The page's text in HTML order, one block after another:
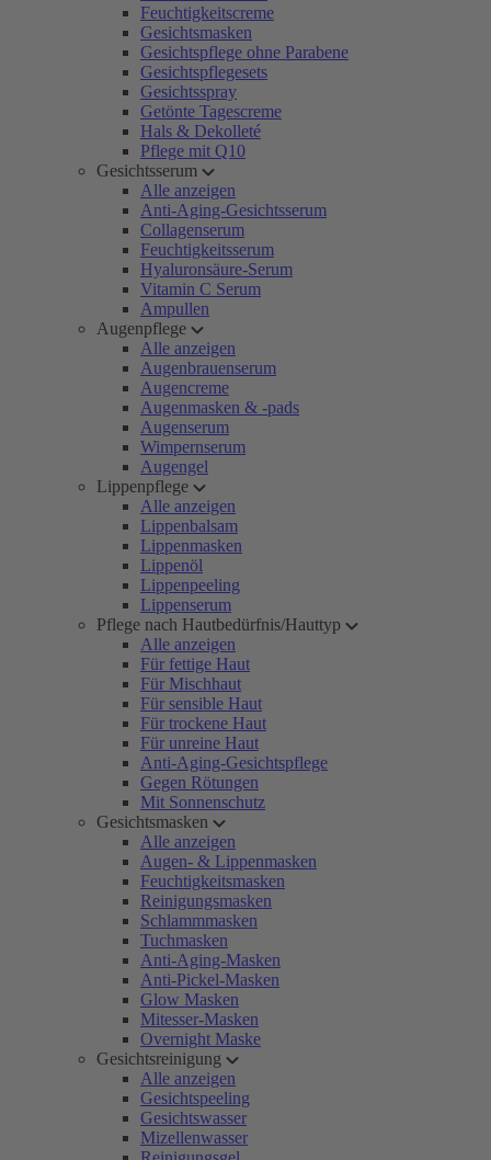
Feuchtigkeitscreme
Gesichtsmasken
Gesichtspflege ohne Parabene
Gesichtspflegesets
Gesichtsspray
Getönte Tagescreme
Hals & Dekolleté
Pflege mit Q10
Gesichtsserum
Alle anzeigen
Anti-Aging-Gesichtsserum
Collagenserum
Feuchtigkeitsserum
Hyaluronsäure-Serum
Vitamin C Serum
Ampullen
Augenpflege
Alle anzeigen
Augenbrauenserum
Augencreme
Augenmasken & -pads
Augenserum
Wimpernserum
Augengel
Lippenpflege
Alle anzeigen
Lippenbalsam
Lippenmasken
Lippenöl
Lippenpeeling
Lippenserum
Pflege nach Hautbedürfnis/Hauttyp
Alle anzeigen
Für fettige Haut
Für Mischhaut
Für sensible Haut
Für trockene Haut
Für unreine Haut
Anti-Aging-Gesichtspflege
Gegen Rötungen
Mit Sonnenschutz
Gesichtsmasken
Alle anzeigen
Augen- & Lippenmasken
Feuchtigkeitsmasken
Reinigungsmasken
Schlammmasken
Tuchmasken
Anti-Aging-Masken
Anti-Pickel-Masken
Glow Masken
Mitesser-Masken
Overnight Maske
Gesichtsreinigung
Alle anzeigen
Gesichtspeeling
Gesichtswasser
Mizellenwasser